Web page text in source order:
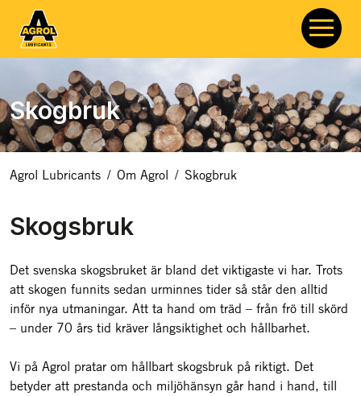
Skogbruk
Agrol Lubricants / Om Agrol / Skogbruk
Skogsbruk
Det svenska skogsbruket är bland det viktigaste vi har. Trots
att skogen funnits sedan urminnes tider så står den alltid
inför nya utmaningar. Att ta hand om träd – från frö till skörd
– under 70 års tid kräver långsiktighet och hållbarhet.
Vi på Agrol pratar om hållbart skogsbruk på riktigt. Det
betyder att prestanda och miljöhänsyn går hand i hand, till